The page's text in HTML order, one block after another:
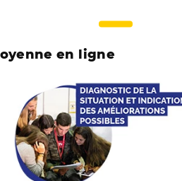
en ligne
fenêtre